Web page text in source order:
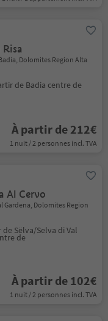
Dolomites Region Alta
de Badia centre de
À partir de 212€
1 nuit / 2 personnes incl. TVA
Al Cervo
Gardena, Dolomites Region
de Sëlva/Selva di Val
de
À partir de 102€
1 nuit / 2 personnes incl. TVA